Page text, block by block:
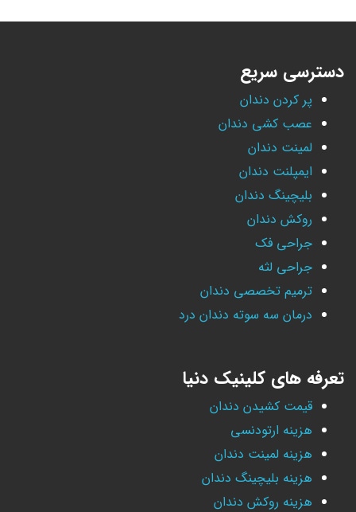
دسترسی سریع
پر کردن دندان
عصب کشی دندان
لمینت دندان
ایمپلنت دندان
بلیچینگ دندان
روکش دندان
جراحی فک
جراحی لثه
ترمیم تخصصی دندان
درمان سه سوته دندان درد
تعرفه های کلینیک دنیا
قیمت کشیدن دندان
هزینه ارتودنسی
هزینه لمینت دندان
هزینه بلیچینگ دندان
هزینه روکش دندان